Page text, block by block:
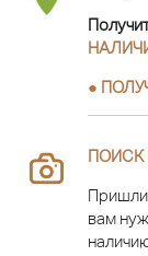
●
ПОИСК
вам